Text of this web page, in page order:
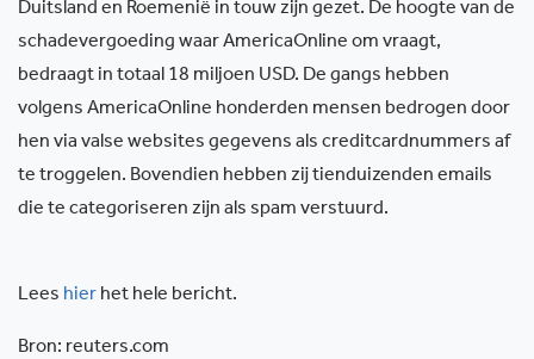
Duitsland en Roemenië in touw zijn gezet. De hoogte van de
schadevergoeding waar AmericaOnline om vraagt,
bedraagt in totaal 18 miljoen USD. De gangs hebben
volgens AmericaOnline honderden mensen bedrogen door
hen via valse websites gegevens als creditcardnummers af
te troggelen. Bovendien hebben zij tienduizenden emails
die te categoriseren zijn als spam verstuurd.
Lees hier het hele bericht.
Bron: reuters.com